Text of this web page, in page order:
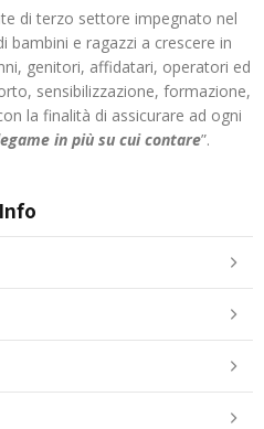
di terzo settore impegnato nel
e ragazzi a crescere in
genitori, affidatari, operatori ed
sensibilizzazione, formazione,
la finalità di assicurare ad ogni
in più su cui contare”.
Info